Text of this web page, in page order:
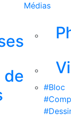
de
Médias
#Bloc